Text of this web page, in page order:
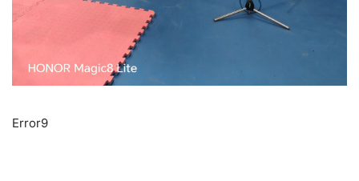
Error9